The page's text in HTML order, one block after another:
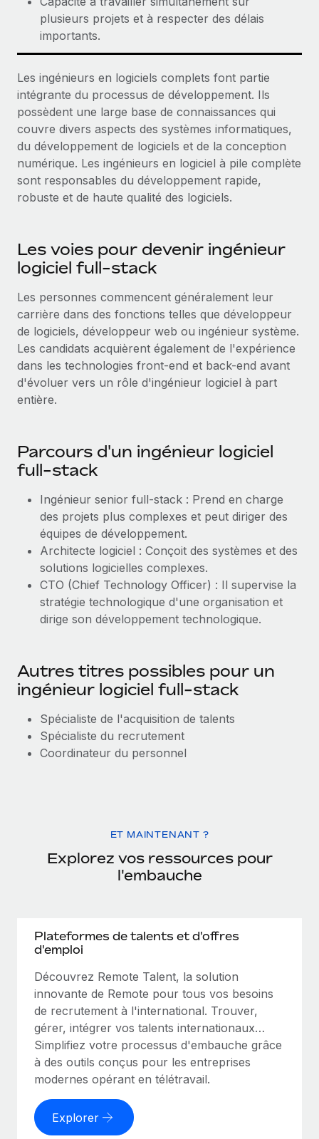
plusieurs projets et à respecter des délais
importants.
Les ingénieurs en logiciels complets font partie
intégrante du processus de développement. Ils
possèdent une large base de connaissances qui
couvre divers aspects des systèmes informatiques,
du développement de logiciels et de la conception
numérique. Les ingénieurs en logiciel à pile complète
sont responsables du développement rapide,
robuste et de haute qualité des logiciels.
Les voies pour devenir ingénieur
logiciel full-stack
Les personnes commencent généralement leur
carrière dans des fonctions telles que développeur
de logiciels, développeur web ou ingénieur système.
Les candidats acquièrent également de l'expérience
dans les technologies front-end et back-end avant
d'évoluer vers un rôle d'ingénieur logiciel à part
entière.
Parcours d'un ingénieur logiciel
full-stack
Ingénieur senior full-stack : Prend en charge
des projets plus complexes et peut diriger des
équipes de développement.
Architecte logiciel : Conçoit des systèmes et des
solutions logicielles complexes.
CTO (Chief Technology Officer) : Il supervise la
stratégie technologique d'une organisation et
dirige son développement technologique.
Autres titres possibles pour un
ingénieur logiciel full-stack
Spécialiste de l'acquisition de talents
Spécialiste du recrutement
Coordinateur du personnel
ET MAINTENANT ?
Explorez vos ressources pour
l'embauche
Plateformes de talents et d'offres
d'emploi
Découvrez Remote Talent, la solution
innovante de Remote pour tous vos besoins
de recrutement à l'international. Trouver,
gérer, intégrer vos talents internationaux…
Simplifiez votre processus d'embauche grâce
à des outils conçus pour les entreprises
modernes opérant en télétravail.
Explorer